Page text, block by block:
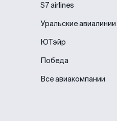
S7 airlines
Уральские авиалинии
ЮТэйр
Победа
Все авиакомпании